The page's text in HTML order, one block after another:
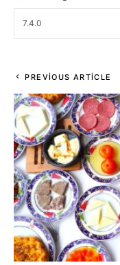
PREVIOUS ARTICLE